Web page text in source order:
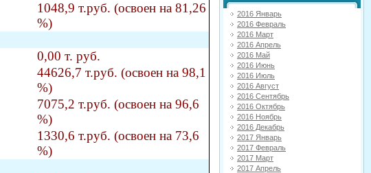
1048,9 т.руб. (освоен на 81,26
%)
0,00 т. руб.
44626,7 т.руб. (освоен на 98,1
%)
7075,2 т.руб. (освоен на 96,6
%)
1330,6 т.руб. (освоен на 73,6
%)
2016 Январь
2016 Февраль
2016 Март
2016 Апрель
2016 Май
2016 Июнь
2016 Июль
2016 Август
2016 Сентябрь
2016 Октябрь
2016 Ноябрь
2016 Декабрь
2017 Январь
2017 Февраль
2017 Март
2017 Апрель